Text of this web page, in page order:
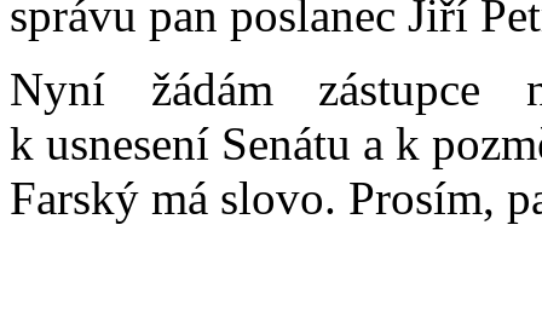
správu pan poslanec Jiří
Nyní žádám zástupce
k usnesení Senátu a k
Farský má slovo. Prosím,